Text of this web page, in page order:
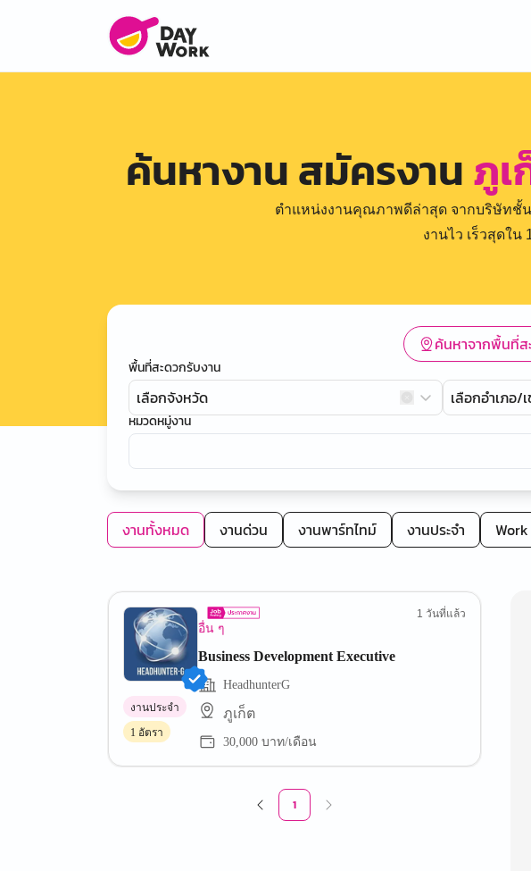
ค้นหางาน สมัครงานภู
ตำแหน่งงานคุณภาพดีล่าสุด จากบริษัทชั้
งานไว เร็วสุดใ
ค้นหาจากพื้นที่ส
พื้นที่สะดวกรับงาน
เลือกจังหวัด เลือกอำเภอ/
หมวดหมู่งาน
งานทั้งหมด งานด่วน งานพาร์ทไทม์ งานประจำ
อื่น ๆ
1 วันที่แล้ว
Business Development Executive
HeadhunterG
ภูเก็ต
30,000 บาท/เดือน
งานประจำ
1 อัตรา
1